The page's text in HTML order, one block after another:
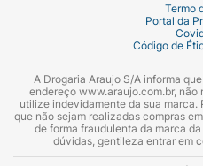
Termo
Portal da
Código de
A Drogaria Araujo S/A informa
endereço www.araujo.com.br,
utilize indevidamente da sua marca.
que não sejam realizadas compras
de forma fraudulenta da marca
dúvidas, gentileza entrar em